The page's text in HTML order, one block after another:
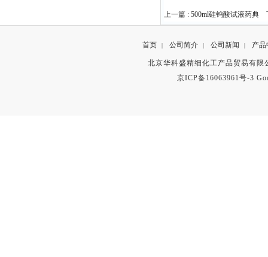
上一篇 : 500ml硅钨酸试液药典
首页 | 公司简介 | 公司新闻 | 产品
北京华科盛精细化工产品贸易有
京ICP备16063961号-3